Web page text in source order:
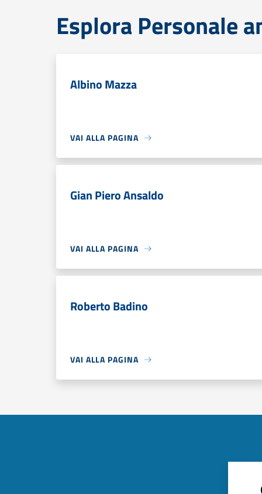
Esplora Personale
Albino Mazza
VAI ALLA PAGINA
Gian Piero Ansaldo
VAI ALLA PAGINA
Roberto Badino
VAI ALLA PAGINA